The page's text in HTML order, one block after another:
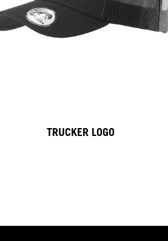
TRUCKER LOGO